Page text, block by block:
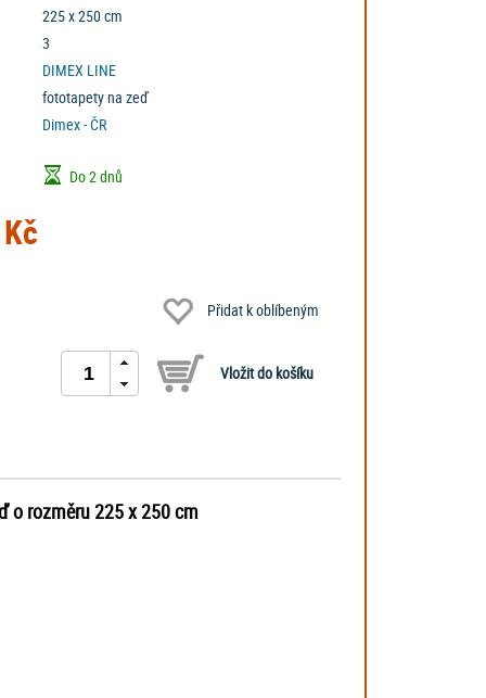
225 x 250 cm
3
DIMEX LINE
fototapety na zeď
Dimex - ČR
Do 2 dnů
Přidat k oblíbeným
o rozměru 225 x 250 cm